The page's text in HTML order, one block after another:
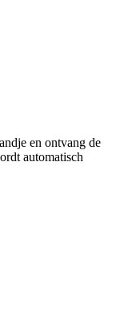
en ontvang de
automatisch